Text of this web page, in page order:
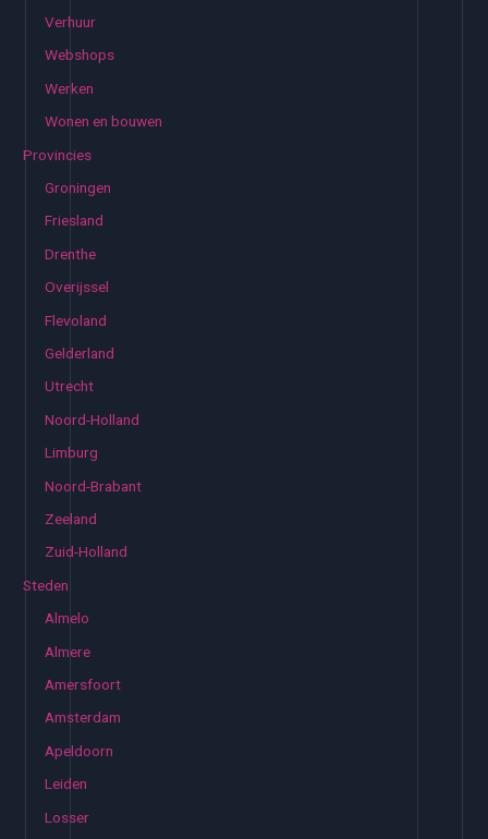
Verhuur
Webshops
Werken
Wonen en bouwen
Provincies
Groningen
Friesland
Drenthe
Overijssel
Flevoland
Gelderland
Utrecht
Noord-Holland
Limburg
Noord-Brabant
Zeeland
Zuid-Holland
Steden
Almelo
Almere
Amersfoort
Amsterdam
Apeldoorn
Leiden
Losser